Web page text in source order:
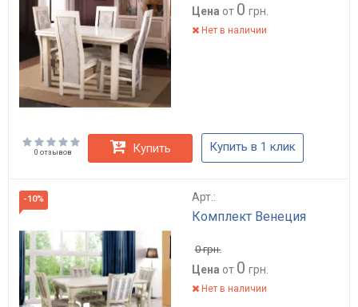
Цена от 0 грн.
Нет в наличии
0 отзывов Купить Купить в 1 клик
-10% Арт.:
Комплект Венеция
0грн.
Цена от 0 грн.
Нет в наличии